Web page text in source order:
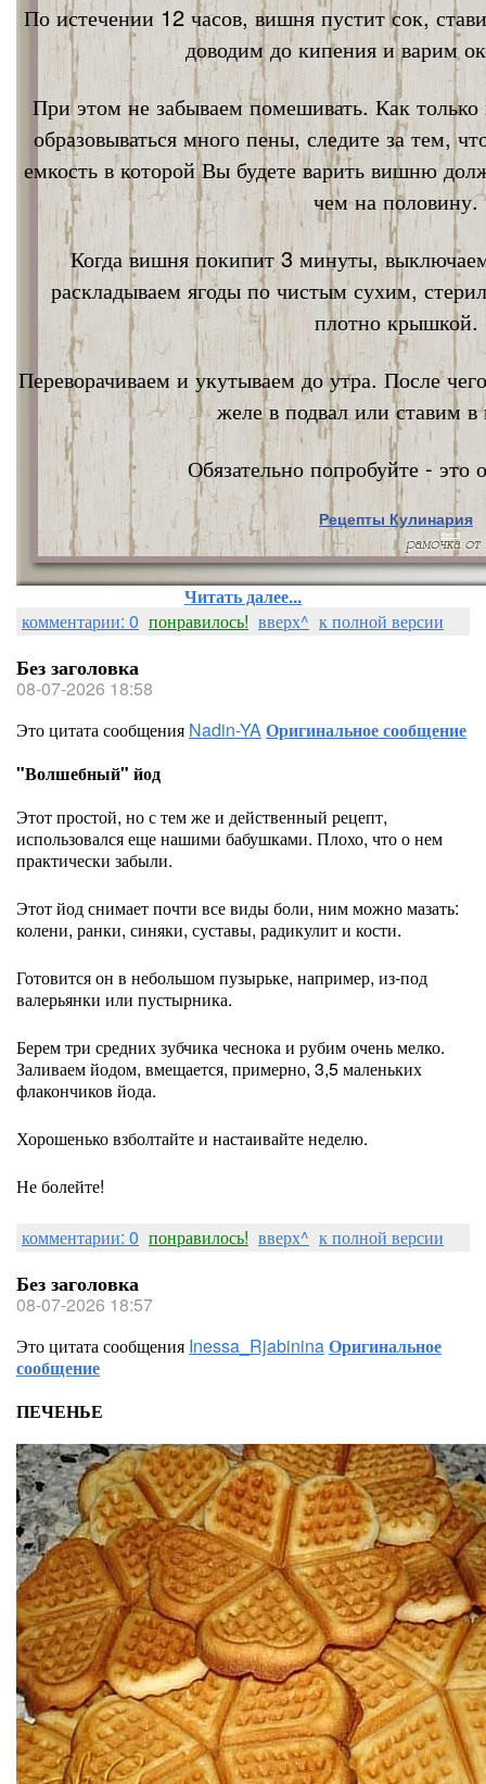
По истечении 12 часов, вишня пустит сок,
доводим до кипения и варим
При этом не забываем помешивать. Как
образовываться много пены, следите за тем,
емкость в которой Вы будете варить вишню
чем на половину.
Когда вишня покипит 3 минуты,
раскладываем ягоды по чистым сухим,
плотно крышкой.
Переворачиваем и укутываем до утра. После
желе в подвал или ставим в
Обязательно попробуйте - это
Рецепты Кулинария
Nata Vi
Читать далее...
комментарии: 0 понравилось! вверх^ к полной версии
Без заголовка
08-07-2026 18:58
Это цитата сообщения Nadin-YAОригинальное сообщение
"Волшебный" йод
Этот простой, но с тем же и действенный рецепт,
использовался еще нашими бабушками. Плохо, что о нем
практически забыли.
Этот йод снимает почти все виды боли, ним можно мазать:
колени, ранки, синяки, суставы, радикулит и кости.
Готовится он в небольшом пузырьке, например, из-под
валерьянки или пустырника.
Берем три средних зубчика чеснока и рубим очень мелко.
Заливаем йодом, вмещается, примерно, 3,5 маленьких
флакончиков йода.
Хорошенько взболтайте и настаивайте неделю.
Не болейте!
комментарии: 0 понравилось! вверх^ к полной версии
Без заголовка
08-07-2026 18:57
Это цитата сообщения Inessa_RjabininaОригинальное
сообщение
ПЕЧЕНЬЕ